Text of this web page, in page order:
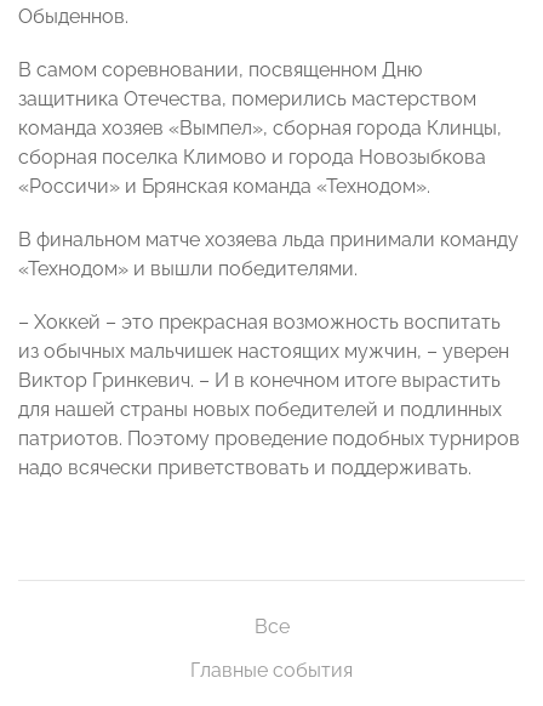
Обыденнов.
В самом соревновании, посвященном Дню
защитника Отечества, померились мастерством
команда хозяев «Вымпел», сборная города Клинцы,
сборная поселка Климово и города Новозыбкова
«Россичи» и Брянская команда «Технодом».
В финальном матче хозяева льда принимали команду
«Технодом» и вышли победителями.
– Хоккей – это прекрасная возможность воспитать
из обычных мальчишек настоящих мужчин, – уверен
Виктор Гринкевич. – И в конечном итоге вырастить
для нашей страны новых победителей и подлинных
патриотов. Поэтому проведение подобных турниров
надо всячески приветствовать и поддерживать.
Все
Главные события